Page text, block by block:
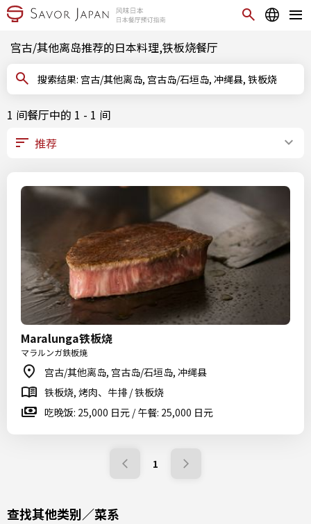
宫古/其他离岛推荐的日本料理,铁板烧餐厅
搜索结果: 宫古/其他离岛, 宫古岛/石垣岛, 冲绳县, 铁板烧
1 间餐厅中的 1 - 1 间
Maralunga铁板烧
マラルンガ鉄板焼
宫古/其他离岛, 宫古岛/石垣岛, 冲绳县
铁板烧, 烤肉、牛排 / 铁板烧
吃晚饭: 25,000 日元 / 午餐: 25,000 日元
1
查找其他类别／菜系